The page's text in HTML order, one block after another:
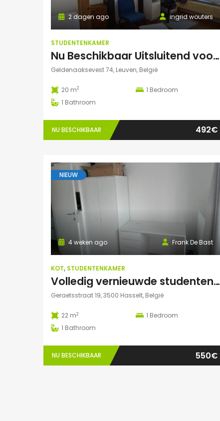
ingrid wouters
2 dagen ago
STUDENTENKAMER
Nu Beschikbaar Uitsluitend voor Augustus 2026 in Leuven
Geldenaaksevest 74, Leuven, België
20 m2 1 Bedroom
1 Bathroom
NU BESCHIKBAAR 492€
NIEUW
Frank De Bast
4 weken ago
KOT, STUDENTENKAMER
Volledig vernieuwde studenten studio te huur
Geraetsstraat 19, 3500 Hasselt, België
22 m2 1 Bedroom
1 Bathroom
NU BESCHIKBAAR 550€